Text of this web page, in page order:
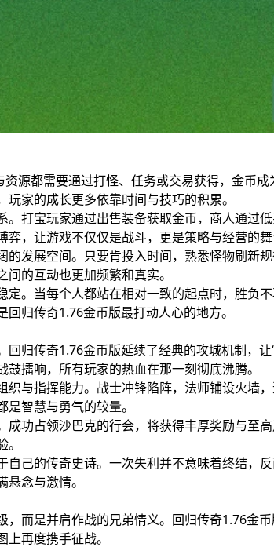
源都需要通过打怪、任务或交易获得，金币
家的成长更多依靠时间与技巧的积累。
。打宝玩家通过出售装备获取金币，商人通过
，让游戏不仅仅是战斗，更是策略与经营的舞
发展空间。只要肯投入时间，熟悉怪物刷新
的互动也更加频繁和真实。
定。当每个人都站在相对一致的起点时，胜负
归传奇1.76金币版最打动人心的地方。
归传奇1.76金币版延续了经典的攻城机制，
擂响，所有玩家的热血在那一刻彻底沸腾。
织与指挥能力。战士冲锋陷阵，法师铺设火墙
智慧与勇气的较量。
功占领沙巴克的行会，将获得丰厚奖励与至
己的传奇史诗。一次失利并不意味着终结，
念与激情。
而是并肩作战的兄弟情义。回归传奇1.76金
再度携手征战。